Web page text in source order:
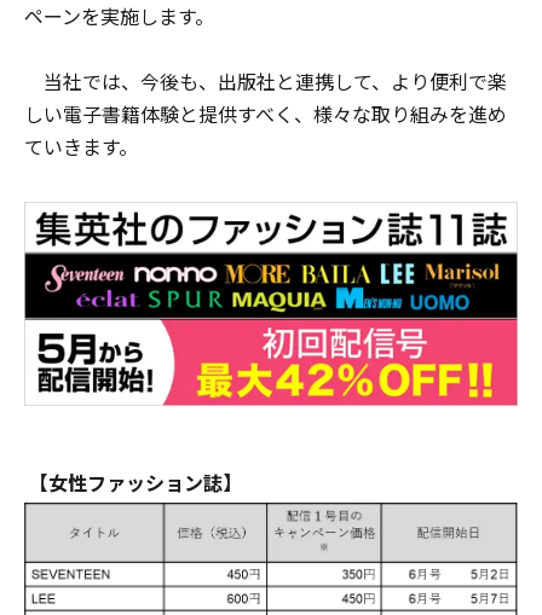
ペーンを実施します。
当社では、今後も、出版社と連携して、より便利で楽
しい電子書籍体験と提供すべく、様々な取り組みを進め
ていきます。
【女性ファッション誌】